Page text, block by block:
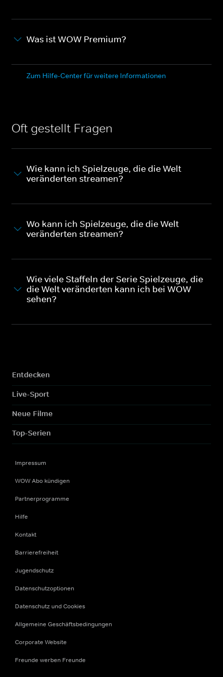
Was ist WOW Premium?
Zum Hilfe-Center für weitere Informationen
Oft gestellt Fragen
Wie kann ich Spielzeuge, die die Welt
veränderten streamen?
Wo kann ich Spielzeuge, die die Welt
veränderten streamen?
Wie viele Staffeln der Serie Spielzeuge, die
die Welt veränderten kann ich bei WOW
sehen?
Entdecken
Live-Sport
Neue Filme
Top-Serien
Impressum
WOW Abo kündigen
Partnerprogramme
Hilfe
Kontakt
Barrierefreiheit
Jugendschutz
Datenschutzoptionen
Datenschutz und Cookies
Allgemeine Geschäftsbedingungen
Corporate Website
Freunde werben Freunde